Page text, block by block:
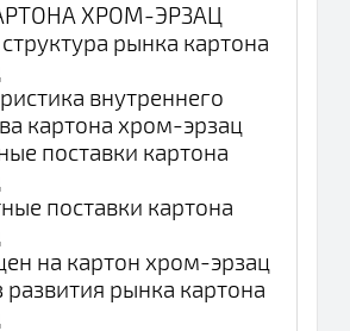
ХРОМ-ЭРЗАЦ
рынка картона
внутреннего
картона хром-эрзац
поставки картона
поставки картона
на картон хром-эрзац
развития рынка картона